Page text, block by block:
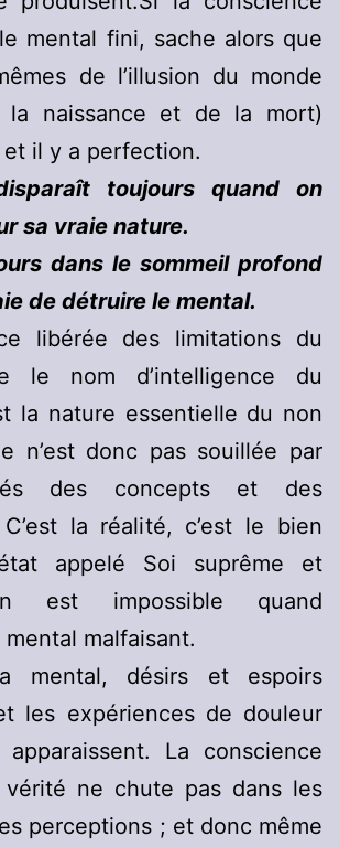
mental fini, sache alors que
de l’illusion du monde
la naissance et de la mort)
il y a perfection.
toujours quand on
sa vraie nature.
dans le sommeil profond
de détruire le mental.
libérée des limitations du
le nom d’intelligence du
la nature essentielle du non
n’est donc pas souillée par
des concepts et des
la réalité, c’est le bien
appelé Soi suprême et
est impossible quand
malfaisant.
mental, désirs et espoirs
les expériences de douleur
La conscience
ne chute pas dans les
perceptions ; et donc même